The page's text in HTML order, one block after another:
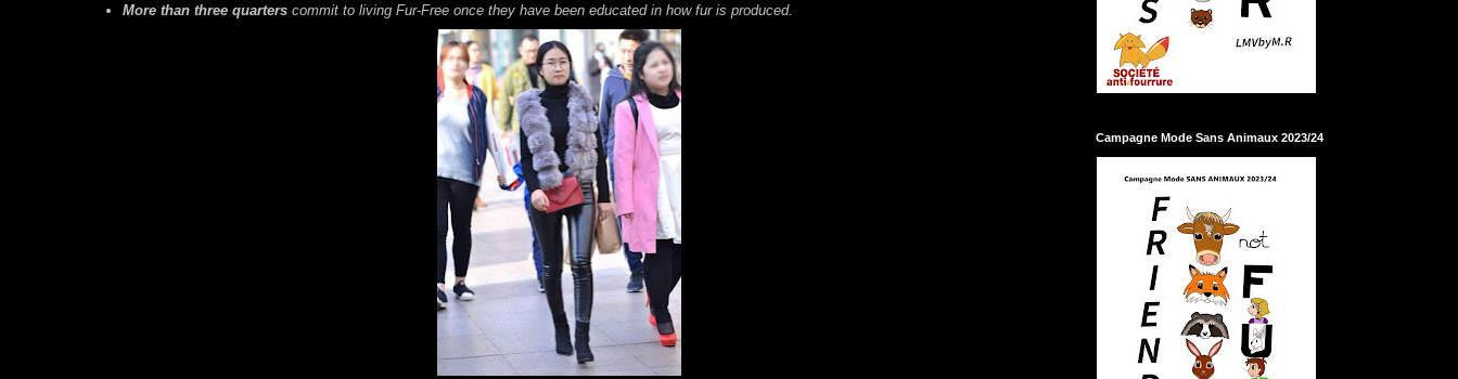
More than three quarters commit to living Fur-Free once they have been educated in how fur is produced.
Campagne Mode Sans Animaux 2023/24